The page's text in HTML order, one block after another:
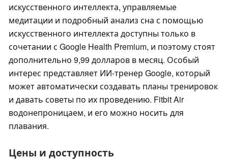
искусственного интеллекта, управляемые
медитации и подробный анализ сна с помощью
искусственного интеллекта доступны только в
сочетании с Google Health Premium, и поэтому стоят
дополнительно 9,99 долларов в месяц. Особый
интерес представляет ИИ-тренер Google, который
может автоматически создавать планы тренировок
и давать советы по их проведению. Fitbit Air
водонепроницаем, и его можно носить для
плавания.
Цены и доступность